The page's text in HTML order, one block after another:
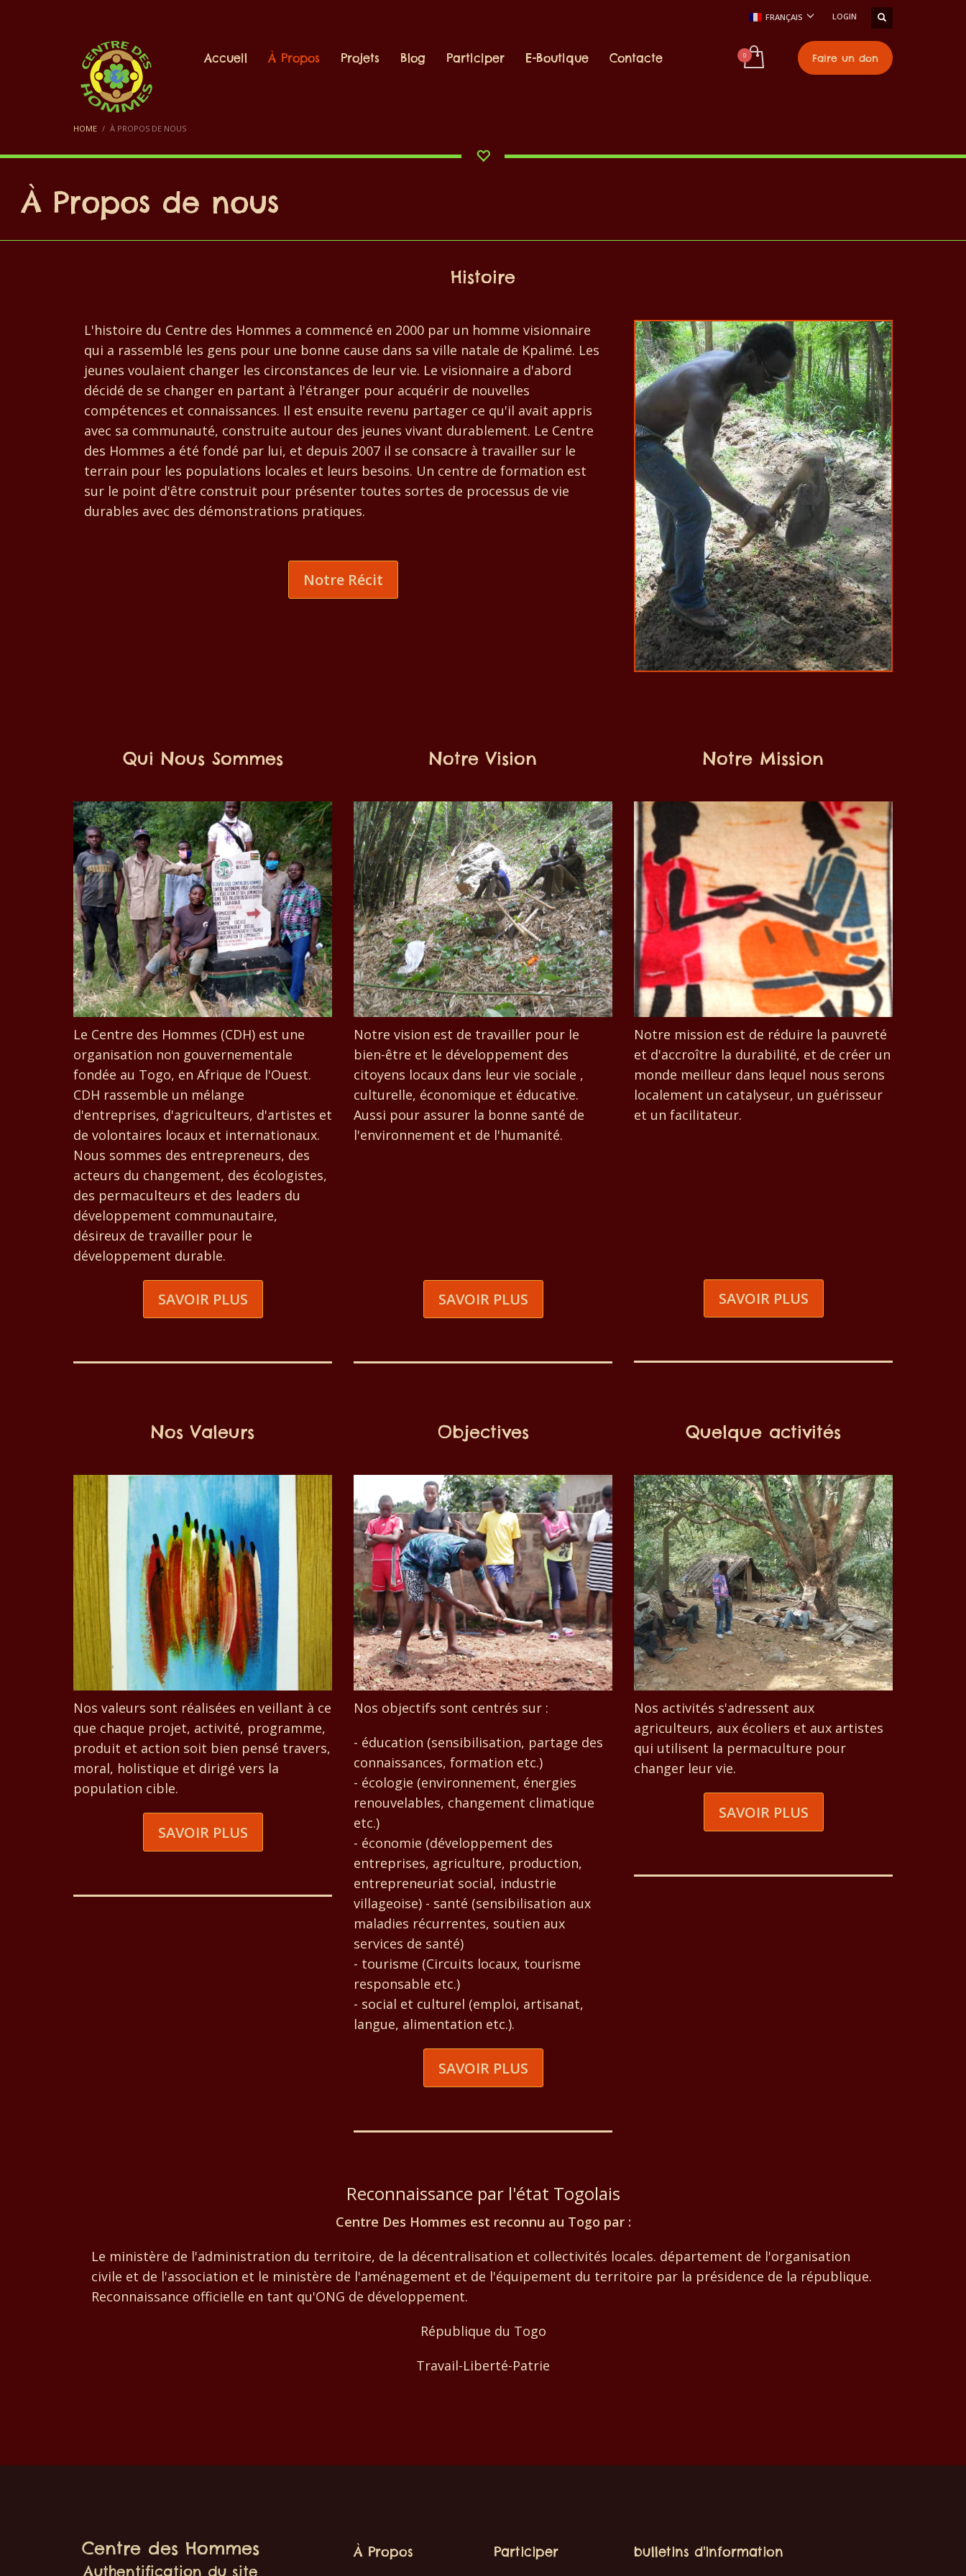
FRANÇAIS LOGIN
Accueil À Propos Projets Blog Participer E-Boutique Contacte Faire un don
HOME À PROPOS DE NOUS
À Propos de nous
Histoire
L'histoire du Centre des Hommes a commencé en 2000 par un homme visionnaire
qui a rassemblé les gens pour une bonne cause dans sa ville natale de Kpalimé. Les
jeunes voulaient changer les circonstances de leur vie. Le visionnaire a d'abord
décidé de se changer en partant à l'étranger pour acquérir de nouvelles
compétences et connaissances. Il est ensuite revenu partager ce qu'il avait appris
avec sa communauté, construite autour des jeunes vivant durablement. Le Centre
des Hommes a été fondé par lui, et depuis 2007 il se consacre à travailler sur le
terrain pour les populations locales et leurs besoins. Un centre de formation est
sur le point d'être construit pour présenter toutes sortes de processus de vie
durables avec des démonstrations pratiques.
Notre Récit
Qui Nous Sommes
Le Centre des Hommes (CDH) est une
organisation non gouvernementale
fondée au Togo, en Afrique de l'Ouest.
CDH rassemble un mélange
d'entreprises, d'agriculteurs, d'artistes et
de volontaires locaux et internationaux.
Nous sommes des entrepreneurs, des
acteurs du changement, des écologistes,
des permaculteurs et des leaders du
développement communautaire,
désireux de travailler pour le
développement durable.
SAVOIR PLUS
Notre Vision
Notre vision est de travailler pour le
bien-être et le développement des
citoyens locaux dans leur vie sociale ,
culturelle, économique et éducative.
Aussi pour assurer la bonne santé de
l'environnement et de l'humanité.
SAVOIR PLUS
Notre Mission
Notre mission est de réduire la pauvreté
et d'accroître la durabilité, et de créer un
monde meilleur dans lequel nous serons
localement un catalyseur, un guérisseur
et un facilitateur.
SAVOIR PLUS
Nos Valeurs
Nos valeurs sont réalisées en veillant à ce
que chaque projet, activité, programme,
produit et action soit bien pensé travers,
moral, holistique et dirigé vers la
population cible.
SAVOIR PLUS
Objectives
Nos objectifs sont centrés sur :
- éducation (sensibilisation, partage des
connaissances, formation etc.)
- écologie (environnement, énergies
renouvelables, changement climatique
etc.)
- économie (développement des
entreprises, agriculture, production,
entrepreneuriat social, industrie
villageoise) - santé (sensibilisation aux
maladies récurrentes, soutien aux
services de santé)
- tourisme (Circuits locaux, tourisme
responsable etc.)
- social et culturel (emploi, artisanat,
langue, alimentation etc.).
SAVOIR PLUS
Quelque activités
Nos activités s'adressent aux
agriculteurs, aux écoliers et aux artistes
qui utilisent la permaculture pour
changer leur vie.
SAVOIR PLUS
Reconnaissance par l'état Togolais
Centre Des Hommes est reconnu au Togo par :
Le ministère de l'administration du territoire, de la décentralisation et collectivités locales. département de l'organisation
civile et de l'association et le ministère de l'aménagement et de l'équipement du territoire par la présidence de la république.
Reconnaissance officielle en tant qu'ONG de développement.
République du Togo
Travail-Liberté-Patrie
Centre des Hommes
Authentification du site
À Propos Participer bulletins d'information